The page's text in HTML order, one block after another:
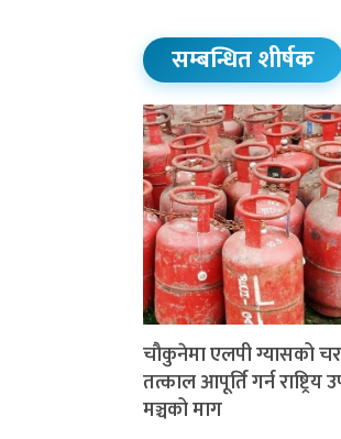
सम्बन्धित शीर्षक
चौकुनेमा एलपी ग्यासको
तत्काल आपूर्ति गर्न राष्ट्रिय
मञ्चको माग